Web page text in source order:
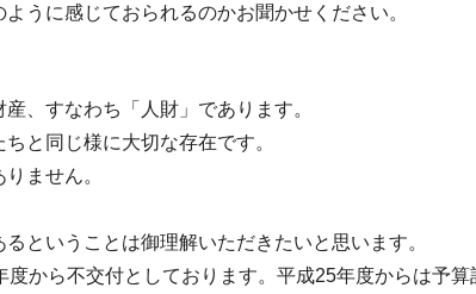
うに感じておられるのかお聞かせください。
、すなわち「人財」であります。
と同じ様に大切な存在です。
ません。
ということは御理解いただきたいと思います。
から不交付としております。平成25年度からは予算